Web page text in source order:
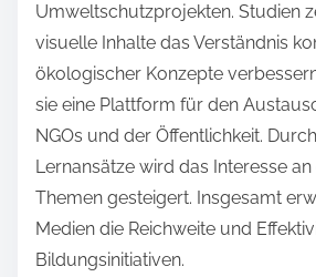
Umweltschutzprojekten. Studien
visuelle Inhalte das Verständnis
ökologischer Konzepte
sie eine Plattform für den
NGOs und der Öffentlichkeit.
Lernansätze wird das Interesse
Themen gesteigert. Insgesamt
Medien die Reichweite und
Bildungsinitiativen.